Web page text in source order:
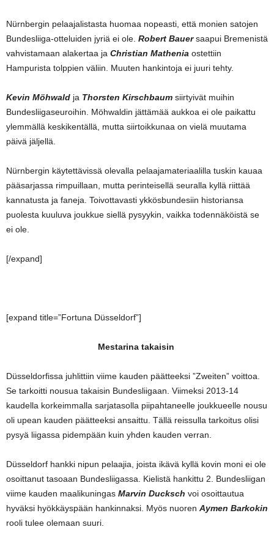
Nürnbergin pelaajalistasta huomaa nopeasti, että monien satojen
Bundesliiga-otteluiden jyriä ei ole. Robert Bauersaapui Bremenistä
vahvistamaan alakertaa ja Christian Mathenia ostettiin
Hampurista tolppien väliin. Muuten hankintoja ei juuri tehty.
Kevin Möhwald ja Thorsten Kirschbaum siirtyivät muihin
Bundesliigaseuroihin. Möhwaldin jättämää aukkoa ei ole paikattu
ylemmällä keskikentällä, mutta siirtoikkunaa on vielä muutama
päivä jäljellä.
Nürnbergin käytettävissä olevalla pelaajamateriaalilla tuskin kauaa
pääsarjassa rimpuillaan, mutta perinteisellä seuralla kyllä riittää
kannatusta ja faneja. Toivottavasti ykkösbundesiin historiansa
puolesta kuuluva joukkue siellä pysyykin, vaikka todennäköistä se
ei ole.
[/expand]
[expand title=”Fortuna Düsseldorf”]
Mestarina takaisin
Düsseldorfissa juhlittiin viime kauden päätteeksi ”Zweiten” voittoa.
Se tarkoitti nousua takaisin Bundesliigaan. Viimeksi 2013-14
kaudella korkeimmalla sarjatasolla piipahtaneelle joukkueelle nousu
oli upean kauden päätteeksi ansaittu. Tällä reissulla tarkoitus olisi
pysyä liigassa pidempään kuin yhden kauden verran.
Düsseldorf hankki nipun pelaajia, joista ikävä kyllä kovin moni ei ole
osoittanut tasoaan Bundesliigassa. Kielistä hankittu 2. Bundesliigan
viime kauden maalikuningas Marvin Ducksch voi osoittautua
hyväksi hyökkäyspään hankinnaksi. Myös nuoren Aymen Barkokin
rooli tulee olemaan suuri.